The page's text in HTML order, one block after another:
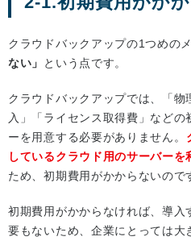
クラウドバックアップの1つめの
ない」
という点です。
クラウドバックアップでは、「
入」「ライセンス取得費」など
ーを用意する必要がありません。
しているクラウド用のサーバー
ため、初期費用がかからないので
初期費用がかからなければ、導
要もないため、企業にとっては大